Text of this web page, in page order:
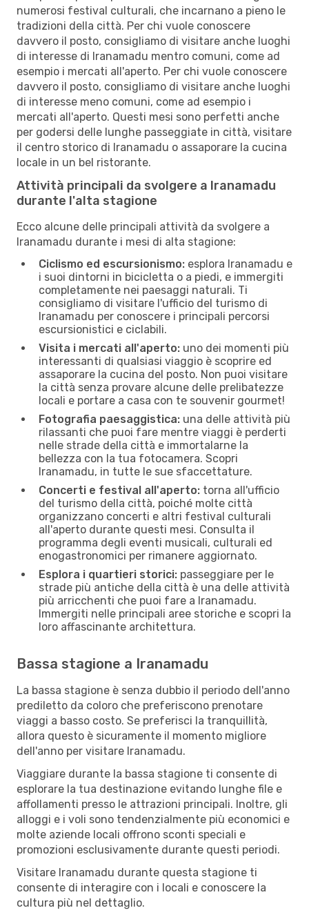
numerosi festival culturali, che incarnano a pieno le
tradizioni della città. Per chi vuole conoscere
davvero il posto, consigliamo di visitare anche luoghi
di interesse di Iranamadu mentro comuni, come ad
esempio i mercati all'aperto. Per chi vuole conoscere
davvero il posto, consigliamo di visitare anche luoghi
di interesse meno comuni, come ad esempio i
mercati all'aperto. Questi mesi sono perfetti anche
per godersi delle lunghe passeggiate in città, visitare
il centro storico di Iranamadu o assaporare la cucina
locale in un bel ristorante.
Attività principali da svolgere a Iranamadu
durante l'alta stagione
Ecco alcune delle principali attività da svolgere a
Iranamadu durante i mesi di alta stagione:
Ciclismo ed escursionismo: esplora Iranamadu e
i suoi dintorni in bicicletta o a piedi, e immergiti
completamente nei paesaggi naturali. Ti
consigliamo di visitare l'ufficio del turismo di
Iranamadu per conoscere i principali percorsi
escursionistici e ciclabili.
Visita i mercati all'aperto: uno dei momenti più
interessanti di qualsiasi viaggio è scoprire ed
assaporare la cucina del posto. Non puoi visitare
la città senza provare alcune delle prelibatezze
locali e portare a casa con te souvenir gourmet!
Fotografia paesaggistica: una delle attività più
rilassanti che puoi fare mentre viaggi è perderti
nelle strade della città e immortalarne la
bellezza con la tua fotocamera. Scopri
Iranamadu, in tutte le sue sfaccettature.
Concerti e festival all'aperto: torna all'ufficio
del turismo della città, poiché molte città
organizzano concerti e altri festival culturali
all'aperto durante questi mesi. Consulta il
programma degli eventi musicali, culturali ed
enogastronomici per rimanere aggiornato.
Esplora i quartieri storici: passeggiare per le
strade più antiche della città è una delle attività
più arricchenti che puoi fare a Iranamadu.
Immergiti nelle principali aree storiche e scopri la
loro affascinante architettura.
Bassa stagione a Iranamadu
La bassa stagione è senza dubbio il periodo dell'anno
prediletto da coloro che preferiscono prenotare
viaggi a basso costo. Se preferisci la tranquillità,
allora questo è sicuramente il momento migliore
dell'anno per visitare Iranamadu.
Viaggiare durante la bassa stagione ti consente di
esplorare la tua destinazione evitando lunghe file e
affollamenti presso le attrazioni principali. Inoltre, gli
alloggi e i voli sono tendenzialmente più economici e
molte aziende locali offrono sconti speciali e
promozioni esclusivamente durante questi periodi.
Visitare Iranamadu durante questa stagione ti
consente di interagire con i locali e conoscere la
cultura più nel dettaglio.